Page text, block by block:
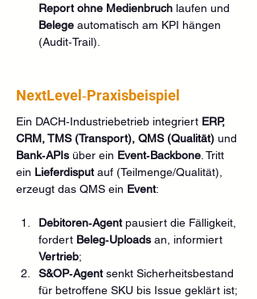
Report ohne Medienbruch laufen und
Belege automatisch am KPI hängen
(Audit‑Trail).
NextLevel‑Praxisbeispiel
Ein DACH‑Industriebetrieb integriert ERP,
CRM, TMS (Transport), QMS (Qualität) und
Bank‑APIs über ein Event‑Backbone . Tritt
ein Lieferdisput auf (Teilmenge/Qualität),
erzeugt das QMS ein Event:
Debitoren‑Agent pausiert die Fälligkeit,
fordert Beleg‑Uploads an, informiert
Vertrieb;
S&OP‑Agent senkt Sicherheitsbestand
für betroffene SKU bis Issue geklärt ist;